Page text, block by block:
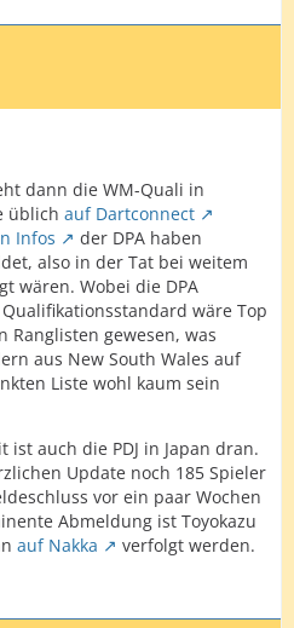
dann die WM-Quali in
üblich auf Dartconnect
Infos
der DPA haben
also in der Tat bei weitem
wären. Wobei die DPA
wäre Top
Ranglisten gewesen, was
aus New South Wales auf
Liste wohl kaum sein
ist auch die PDJ in Japan dran.
Update noch 185 Spieler
vor ein paar Wochen
Abmeldung ist Toyokazu
auf Nakka verfolgt werden.